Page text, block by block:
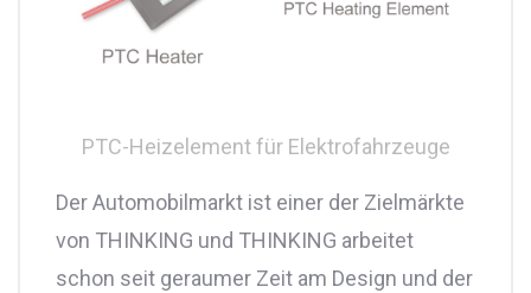
PTC-Heizelement für Elektrofahrzeuge
Der Automobilmarkt ist einer der Zielmärkte
von THINKING und THINKING arbeitet
schon seit geraumer Zeit am Design und der